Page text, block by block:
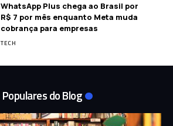
WhatsApp Plus chega ao Brasil por
R$ 7 por mês enquanto Meta muda
cobrança para empresas
TECH
Populares do Blog